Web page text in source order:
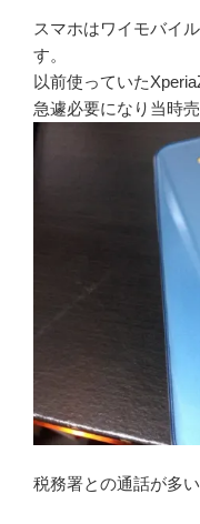
スマホはワイモバイ
す。
以前使っていた
急遽必要になり当時
税務署との通話が多